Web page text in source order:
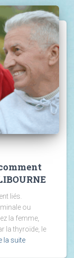
liés.
ou
la femme,
la thyroïde, le
la suite